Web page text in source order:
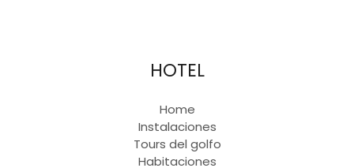
HOTEL
Home
Instalaciones
Tours del golfo
Habitaciones